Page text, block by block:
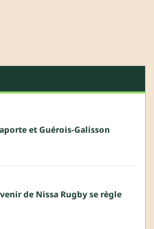
et Guérois-Galisson
de Nissa Rugby se règle